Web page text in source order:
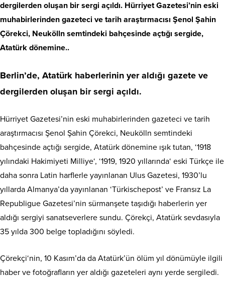
dergilerden oluşan bir sergi açıldı. Hürriyet Gazetesi’nin eski
muhabirlerinden gazeteci ve tarih araştırmacısı Şenol Şahin
Çörekci, Neukölln semtindeki bahçesinde açtığı sergide,
Atatürk dönemine..
Berlin’de, Atatürk haberlerinin yer aldığı gazete ve
dergilerden oluşan bir sergi açıldı.
Hürriyet Gazetesi’nin eski muhabirlerinden gazeteci ve tarih
araştırmacısı Şenol Şahin Çörekci, Neukölln semtindeki
bahçesinde açtığı sergide, Atatürk dönemine ışık tutan, ‘1918
yılındaki Hakimiyeti Milliye‘, ‘1919, 1920 yıllarında‘ eski Türkçe ile
daha sonra Latin harflerle yayınlanan Ulus Gazetesi, 1930’lu
yıllarda Almanya’da yayınlanan ‘Türkischepost’ ve Fransız La
Republigue Gazetesi’nin sürmanşete taşıdığı haberlerin yer
aldığı sergiyi sanatseverlere sundu. Çörekçi, Atatürk sevdasıyla
35 yılda 300 belge topladığını söyledi.
Çörekçi‘nin, 10 Kasım’da da Atatürk’ün ölüm yıl dönümüyle ilgili
haber ve fotoğrafların yer aldığı gazeteleri aynı yerde sergiledi.